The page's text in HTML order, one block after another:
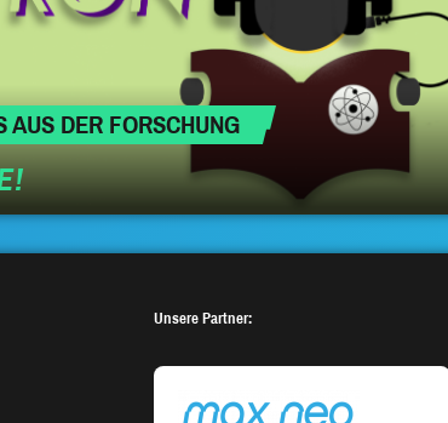
AUS DER FORSCHUNG
Unsere Partner: